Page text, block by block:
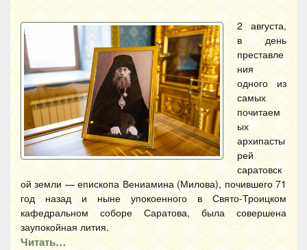
2 августа,
в день
преставле
ния
одного из
самых
почитаем
ых
архипасты
рей
саратовск
ой земли — епископа Вениамина (Милова), почившего 71
год назад и ныне упокоенного в Свято-Троицком
кафедральном соборе Саратова, была совершена
заупокойная лития.
Читать…